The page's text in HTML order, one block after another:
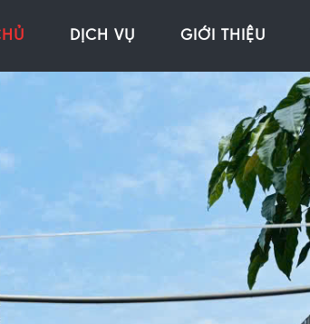
DỊCH VỤ GIỚI THIỆU